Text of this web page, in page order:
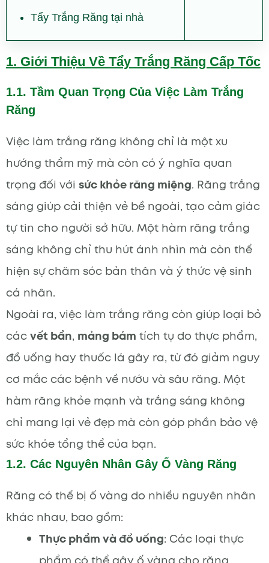
Tẩy Trắng Răng tại nhà
1. Giới Thiệu Về Tẩy Trắng Răng Cấp Tốc
1.1. Tầm Quan Trọng Của Việc Làm Trắng
Răng
Việc làm trắng răng không chỉ là một xu
hướng thẩm mỹ mà còn có ý nghĩa quan
trọng đối với sức khỏe răng miệng. Răng trắng
sáng giúp cải thiện vẻ bề ngoài, tạo cảm giác
tự tin cho người sở hữu. Một hàm răng trắng
sáng không chỉ thu hút ánh nhìn mà còn thể
hiện sự chăm sóc bản thân và ý thức vệ sinh
cá nhân.
Ngoài ra, việc làm trắng răng còn giúp loại bỏ
cácvết bẩn, mảng bám tích tụ do thực phẩm,
đồ uống hay thuốc lá gây ra, từ đó giảm nguy
cơ mắc các bệnh về nướu và sâu răng. Một
hàm răng khỏe mạnh và trắng sáng không
chỉ mang lại vẻ đẹp mà còn góp phần bảo vệ
sức khỏe tổng thể của bạn.
1.2. Các Nguyên Nhân Gây Ố Vàng Răng
Răng có thể bị ố vàng do nhiều nguyên nhân
khác nhau, bao gồm:
Thực phẩm và đồ uống: Các loại thực